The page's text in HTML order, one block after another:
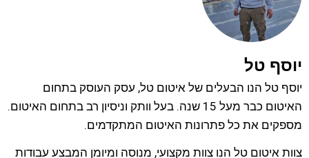
יוסף טל
יוסף טל הנו הבעלים של איטום טל, עסק העוסק בתחום
האיטום כבר מעל 15 שנה. בעל וותק וניסיון רב בתחום האיטום.
מספקים את כל פתרונות האיטום המתקדמים.
צוות איטום טל הנו צוות מקצועי, מנוסה ומיומן המבצע עבודות